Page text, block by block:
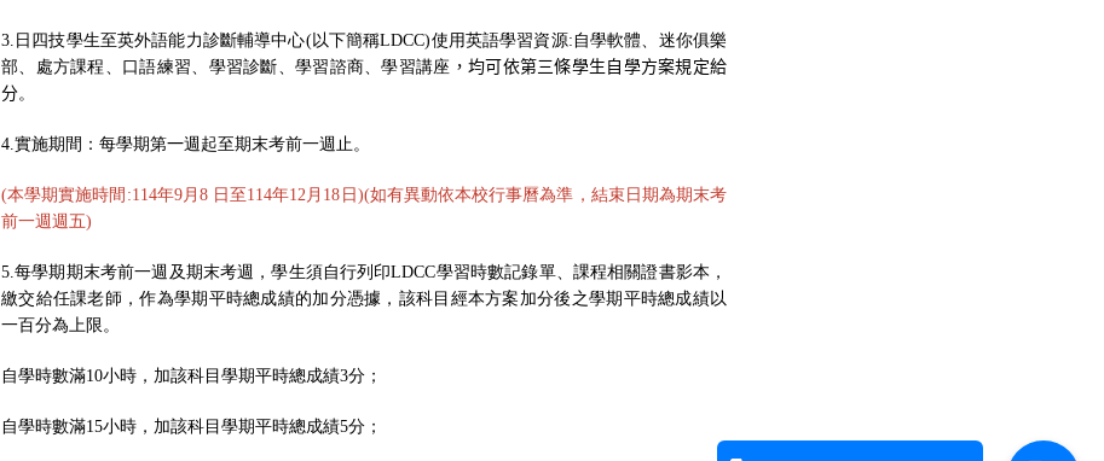
3. 日四技學生至英外語能力診斷輔導中心(以下簡稱LDCC)使用英語學習資源: 自學軟體、迷你俱樂
部、處方課程、口語練習、學習診斷、學習諮商、學習講座 ，均可依第三條學生自學方案規定給
分。
4.實施期間：每學期第一週起至期末考前一週止。
(本學期實施時間 :114年9月8 日至 114年12月18 日 )(如有異動依本校行事曆為準，結束日期為期末考
前一週週五)
5.每學期期末考前一週及期末考週，學生須自行列印LDCC學習時數記錄單、課程相關證書影本，
繳交給任課老師，作為學期平時總成績的加分憑據，該科目經本方案加分後之學期平時總成績以
一百分為上限。
自學時數滿10小時，加該科目學期平時總成績3分；
自學時數滿15小時，加該科目學期平時總成績5分；